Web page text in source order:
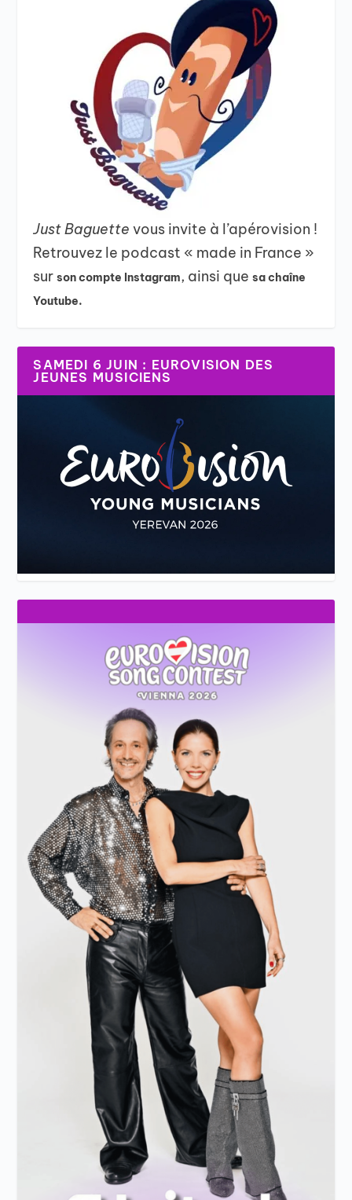
Just Baguettevous invite à l’apérovision !
Retrouvez le podcast « made in France »
surson compte Instagram, ainsi quesa chaîne
Youtube.
SAMEDI 6 JUIN : EUROVISION DES
JEUNES MUSICIENS